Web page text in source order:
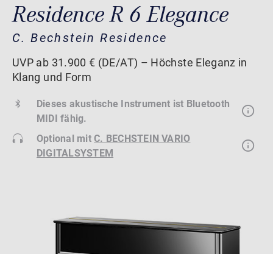
Residence R 6 Elegance
C. Bechstein Residence
UVP ab 31.900 € (DE/AT) – Höchste Eleganz in
Klang und Form
Dieses akustische Instrument ist Bluetooth
MIDI fähig.
Optional mitC. BECHSTEIN VARIO
DIGITALSYSTEM